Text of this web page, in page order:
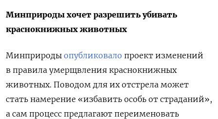
Минприроды хочет разрешить убивать
краснокнижных животных
Минприроды опубликовало проект изменений
в правила умерщвления краснокнижных
животных. Поводом для их отстрела может
стать намерение «избавить особь от страданий»,
а сам процесс предлагают переименовать